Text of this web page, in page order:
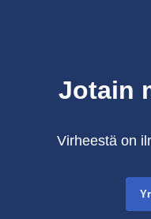
Jotain
Virheestä on